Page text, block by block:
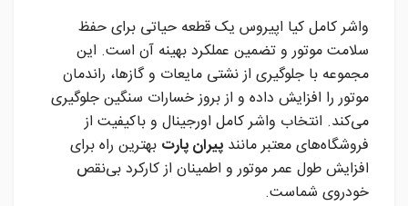
واشر کامل کیا اپیروس یک قطعه حیاتی برای حفظ
سلامت موتور و تضمین عملکرد بهینه آن است. این
مجموعه با جلوگیری از نشتی مایعات و گازها، راندمان
موتور را افزایش داده و از بروز خسارات سنگین جلوگیری
می‌کند. انتخاب واشر کامل اورجینال و باکیفیت از
فروشگاه‌های معتبر مانند پیران پارت بهترین راه برای
افزایش طول عمر موتور و اطمینان از کارکرد بی‌نقص
خودروی شماست.